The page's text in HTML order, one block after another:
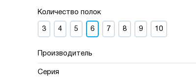
Количество полок
3 4 5 6 7 8 9 10
Производитель
Серия